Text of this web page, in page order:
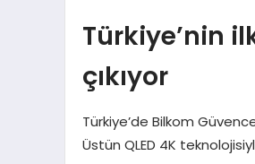
Türkiye’nin
çıkıyor
Türkiye’de Bilkom
Üstün QLED 4K